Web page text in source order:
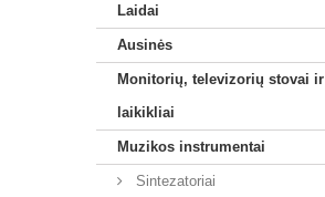
Laidai
Ausinės
Monitorių, televizorių stovai ir
laikikliai
Muzikos instrumentai
Sintezatoriai